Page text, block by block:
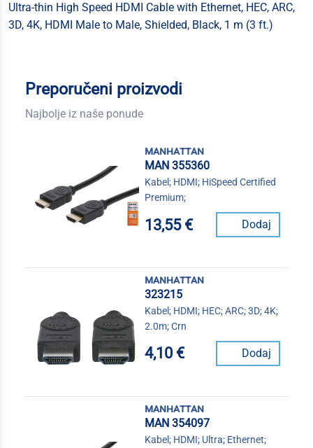
Ultra-thin High Speed HDMI Cable with Ethernet, HEC, ARC,
3D, 4K, HDMI Male to Male, Shielded, Black, 1 m (3 ft.)
Preporučeni proizvodi
Najbolje iz naše ponude
manhattan
MAN 355360
Kabel; HDMI; HiSpeed Certified
Premium;
13,55 € Dodaj
manhattan
323215
Kabel; HDMI; HEC; ARC; 3D; 4K;
2.0m; Crn
4,10 € Dodaj
manhattan
MAN 354097
Kabel; HDMI; Ultra; Ethernet;